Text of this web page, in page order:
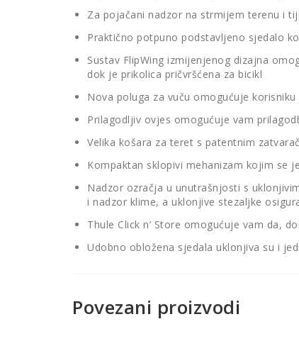
Za pojačani nadzor na strmijem terenu i
Praktično potpuno podstavljeno sjedalo
Sustav FlipWing izmijenjenog dizajna
dok je prikolica pričvršćena za bicikl
Nova poluga za vuču omogućuje
Prilagodljiv ovjes omogućuje vam
Velika košara za teret s patentnim
Kompaktan sklopivi mehanizam kojim se
Nadzor ozračja u unutrašnjosti s
i nadzor klime, a uklonjive stezaljke
Thule Click n’ Store omogućuje vam da,
Udobno obložena sjedala uklonjiva su i
Povezani proizvodi